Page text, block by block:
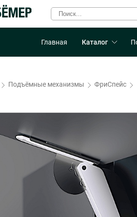
Главная Каталог
Подъёмные механизмы ФриСпейс